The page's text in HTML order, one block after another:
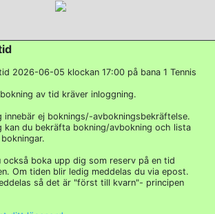
2026-06-05 klockan 17:00 på bana 1 Tennis
av tid kräver inloggning.
innebär ej boknings/-avbokningsbekräftelse.
kan du bekräfta bokning/avbokning och lista
också boka upp dig som reserv på en tid
Om tiden blir ledig meddelas du via epost.
så det är "först till kvarn"- principen